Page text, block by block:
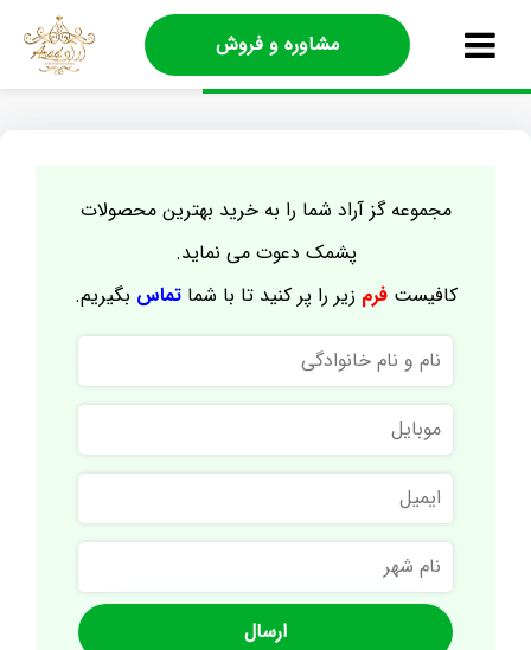
مشاوره و فروش
مجموعه گز آراد شما را به خرید بهترین محصولات
پشمک دعوت می نماید.
کافیستفرم زیر را پر کنید تا با شماتماس بگیریم.
نام
و
نام
خانوادگی
موبایل
ایمیل
نام
شهر